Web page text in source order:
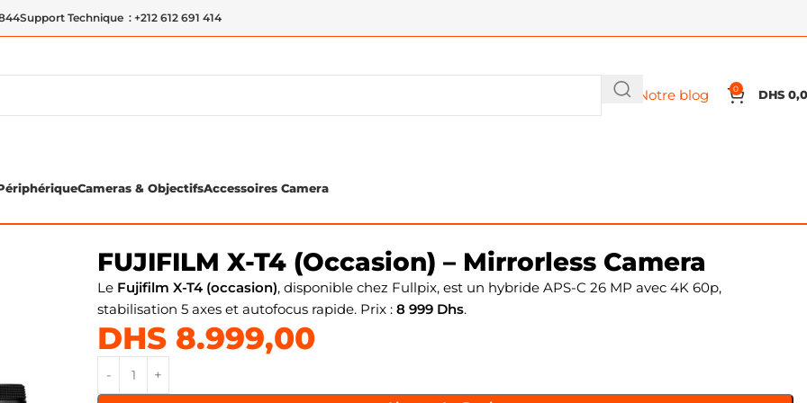
Support Technique : +212 612 691 414
Notre blog 0 DHS
Cameras & ObjectifsAccessoires Camera
FUJIFILM X-T4 (Occasion) – Mirrorless Camera
Le Fujifilm X-T4 (occasion), disponible chez Fullpix, est un hybride APS-C 26 MP avec 4K 60p,
stabilisation 5 axes et autofocus rapide. Prix :8 999 Dhs.
DHS 8.999,00